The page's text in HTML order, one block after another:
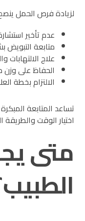
لزيادة فرص الحمل
عدم تأخير
متابعة
علاج
الحفاظ على
الالتزام بخطة
تساعد المتابعة
اختيار الوقت
متى